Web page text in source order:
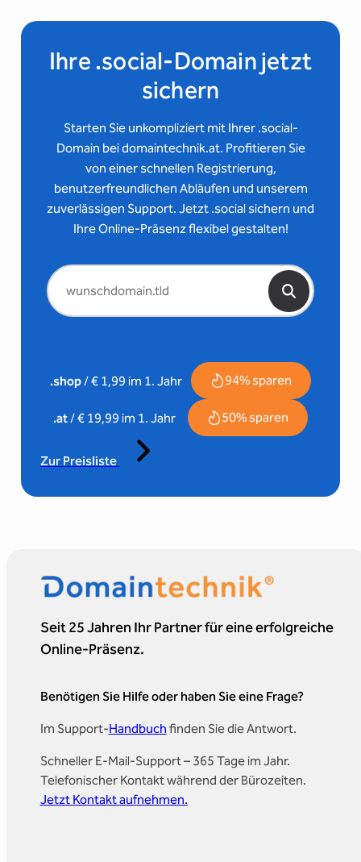
Ihre .social-Domain jetzt
sichern
Starten Sie unkompliziert mit Ihrer .social-
Domain bei domaintechnik.at. Profitieren Sie
von einer schnellen Registrierung,
benutzerfreundlichen Abläufen und unserem
zuverlässigen Support. Jetzt .social sichern und
Ihre Online-Präsenz flexibel gestalten!
.shop/ € 1,99 im 1. Jahr 94% sparen
.at/ € 19,99 im 1. Jahr 50% sparen
Zur Preisliste
Seit 25 Jahren Ihr Partner für eine erfolgreiche
Online-Präsenz.
Benötigen Sie Hilfe oder haben Sie eine Frage?
Im Support-Handbuch finden Sie die Antwort.
Schneller E-Mail-Support – 365 Tage im Jahr.
Telefonischer Kontakt während der Bürozeiten.
Jetzt Kontakt aufnehmen.